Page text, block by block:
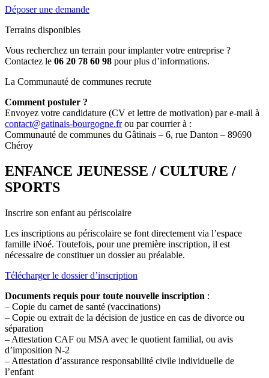
Déposer une demande
Terrains disponibles
Vous recherchez un terrain pour implanter votre entreprise ?
Contactez le 06 20 78 60 98 pour plus d’informations.
La Communauté de communes recrute
Comment postuler ?
Envoyez votre candidature (CV et lettre de motivation) par e-mail à
contact@gatinais-bourgogne.frou par courrier à :
Communauté de communes du Gâtinais – 6, rue Danton – 89690
Chéroy
ENFANCE JEUNESSE / CULTURE /
SPORTS
Inscrire son enfant au périscolaire
Les inscriptions au périscolaire se font directement via l’espace
famille iNoé. Toutefois, pour une première inscription, il est
nécessaire de constituer un dossier au préalable.
Télécharger le dossier d’inscription
Documents requis pour toute nouvelle inscription :
– Copie du carnet de santé (vaccinations)
– Copie ou extrait de la décision de justice en cas de divorce ou
séparation
– Attestation CAF ou MSA avec le quotient familial, ou avis
d’imposition N-2
– Attestation d’assurance responsabilité civile individuelle de
l’enfant